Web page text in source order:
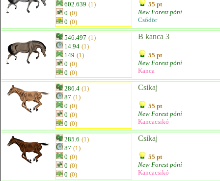
602.639 (1)
0 (0)
0 (0)
55 pt
New Forest póni
Csődör
546.497 (1)
14.94 (1)
149 (1)
0 (0)
0 (0)
B kanca 3
55 pt
New Forest póni
Kanca
286.4 (1)
87 (1)
0 (0)
0 (0)
0 (0)
Csikaj
55 pt
New Forest póni
Kancacsikó
285.6 (1)
87 (1)
0 (0)
0 (0)
0 (0)
Csikaj
55 pt
New Forest póni
Kancacsikó